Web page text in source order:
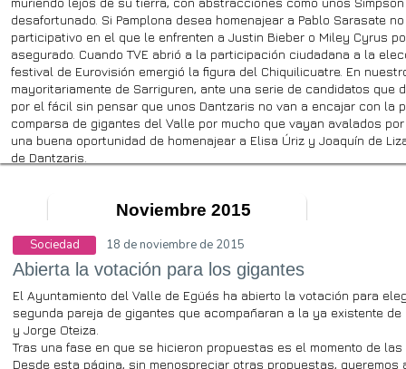
desafortunado. Si Pamplona desea homenajear a Pablo Sarasate
participativo en el que le enfrenten a Justin Bieber o Miley Cyrus
asegurado. Cuando TVE abrió a la participación ciudadana a la
festival de Eurovisión emergió la figura del Chiquilicuatre. En
mayoritariamente de Sarriguren, ante una serie de candidatos que
por el fácil sin pensar que unos Dantzaris no van a encajar con la
comparsa de gigantes del Valle por mucho que vayan avalados
una buena oportunidad de homenajear a Elisa Úriz y Joaquín de
de Dantzaris.
Noviembre 2015
Sociedad 18 de noviembre de 2015
Abierta la votación para los gigantes
El Ayuntamiento del Valle de Egüés ha abierto la votación para
segunda pareja de gigantes que acompañaran a la ya existente de
y Jorge Oteiza.
Tras una fase en que se hicieron propuestas es el momento de
Desde esta página, sin menospreciar otras propuestas, queremos